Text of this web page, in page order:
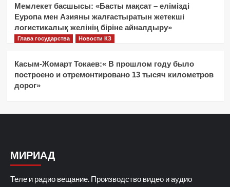
Мемлекет басшысы: «Басты мақсат – елімізді
Еуропа мен Азияны жалғастыратын жетекші
логистикалық желінің біріне айналдыру»
Глава государства Новости КЗ
Касым-Жомарт Токаев:« В прошлом году было
построено и отремонтировано 13 тысяч километров
дорог»
МИРИАД
Теле и радио вещание. Производство видео и аудио